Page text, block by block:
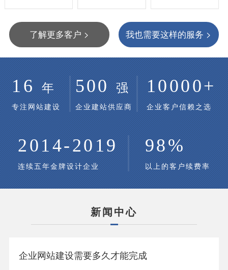
了解更多客户 > 我也需要这样的服务 >
16年
专注网站建设
500强
企业建站供应商
10000+
企业客户信赖之选
2014-2019
连续五年金牌设计企业
98%
以上的客户续费率
新闻中心
企业网站建设需要多久才能完成